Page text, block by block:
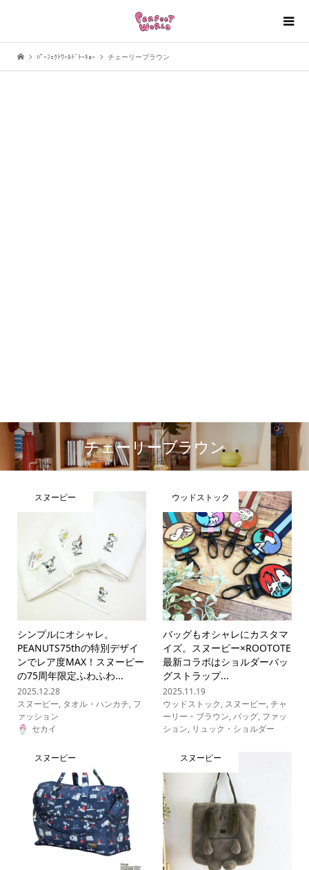
ﾊﾟｰﾌｪｸﾄﾜｰﾙﾄﾞﾄｰｷｮｰ チェーリーブラウン
チェーリーブラウン
スヌーピー
シンプルにオシャレ。
PEANUTS75thの特別デザイ
ンでレア度MAX！スヌーピー
の75周年限定ふわふわ...
2025.12.28
スヌーピー, タオル・ハンカチ, フ
ァッション
セカイ
ウッドストック
バッグもオシャレにカスタマ
イズ。スヌーピー×ROOTOTE
最新コラボはショルダーバッ
グストラップ...
2025.11.19
ウッドストック, スヌーピー,チャ
ーリー・ブラウン,バッグ, ファッ
ション, リュック・ショルダー
スヌーピー スヌーピー